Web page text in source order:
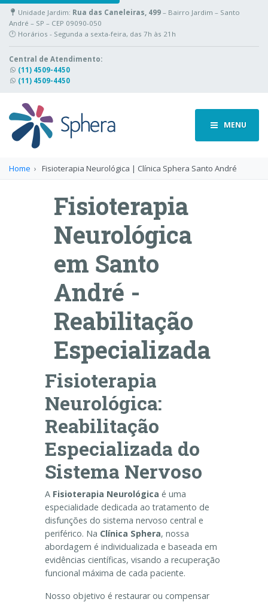
Unidade Jardim: Rua das Caneleiras, 499 – Bairro Jardim – Santo
André – SP – CEP 09090-050
🕐 Horários - Segunda a sexta-feira, das 7h às 21h
Central de Atendimento:
(11) 4509-4450
(11) 4509-4450
MENU
Home Fisioterapia Neurológica | Clínica Sphera Santo André
Fisioterapia
Neurológica
em Santo
André -
Reabilitação
Especializada
Fisioterapia
Neurológica:
Reabilitação
Especializada do
Sistema Nervoso
A Fisioterapia Neurológica é uma
especialidade dedicada ao tratamento de
disfunções do sistema nervoso central e
periférico. Na Clínica Sphera, nossa
abordagem é individualizada e baseada em
evidências científicas, visando a recuperação
funcional máxima de cada paciente.
Nosso objetivo é restaurar ou compensar